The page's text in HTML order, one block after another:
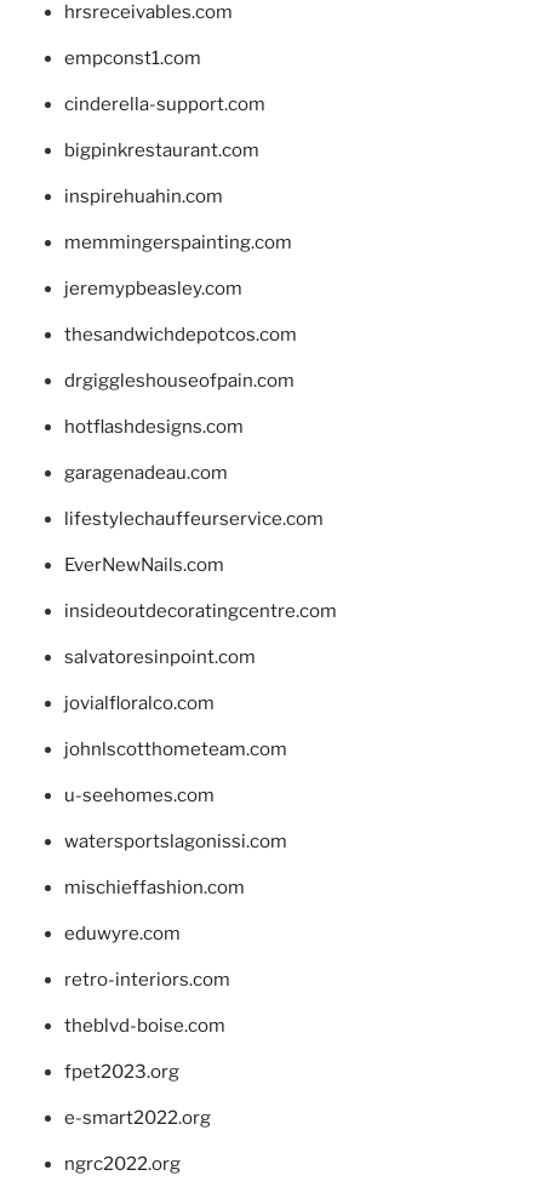
hrsreceivables.com
empconst1.com
cinderella-support.com
bigpinkrestaurant.com
inspirehuahin.com
memmingerspainting.com
jeremypbeasley.com
thesandwichdepotcos.com
drgiggleshouseofpain.com
hotflashdesigns.com
garagenadeau.com
lifestylechauffeurservice.com
EverNewNails.com
insideoutdecoratingcentre.com
salvatoresinpoint.com
jovialfloralco.com
johnlscotthometeam.com
u-seehomes.com
watersportslagonissi.com
mischieffashion.com
eduwyre.com
retro-interiors.com
theblvd-boise.com
fpet2023.org
e-smart2022.org
ngrc2022.org